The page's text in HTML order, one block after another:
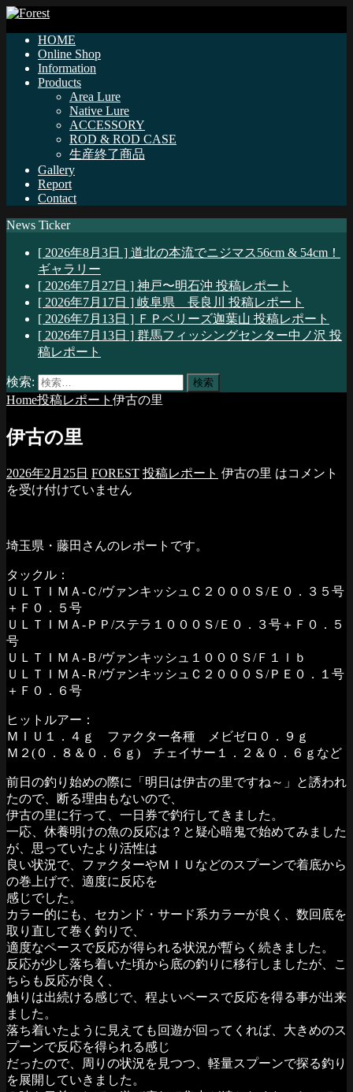
HOME
Online Shop
Information
Products
Area Lure
Native Lure
ACCESSORY
ROD & ROD CASE
生産終了商品
Gallery
Report
Contact
News Ticker
[ 2026年8月3日 ] 道北の本流でニジマス56cm & 54cm！
ギャラリー
[ 2026年7月27日 ] 神戸〜明石沖 投稿レポート
[ 2026年7月17日 ] 岐阜県 長良川 投稿レポート
[ 2026年7月13日 ] ＦＰベリーズ迦葉山 投稿レポート
[ 2026年7月13日 ] 群馬フィッシングセンター中ノ沢 投
稿レポート
検索:
Home投稿レポート 伊古の里
伊古の里
2026年2月25日 FOREST 投稿レポート 伊古の里 はコメント
を受け付けていません
埼玉県・藤田さんのレポートです。
タックル：
ＵＬＴＩＭＡ-Ｃ/ヴァンキッシュＣ２０００Ｓ/Ｅ０．３５号
＋Ｆ０．５号
ＵＬＴＩＭＡ-ＰＰ/ステラ１０００Ｓ/Ｅ０．３号＋Ｆ０．５
号
ＵＬＴＩＭＡ-Ｂ/ヴァンキッシュ１０００Ｓ/Ｆ１ｌｂ
ＵＬＴＩＭＡ-Ｒ/ヴァンキッシュＣ２０００Ｓ/ＰＥ０．１号
＋Ｆ０．６号
ヒットルアー：
ＭＩＵ１．４ｇ ファクター各種 メビゼロ０．９ｇ
Ｍ２(０．８＆０．６ｇ) チェイサー１．２＆０．６ｇなど
前日の釣り始めの際に「明日は伊古の里ですね～」と誘われ
たので、断る理由もないので、
伊古の里に行って、一日券で釣行してきました。
一応、休養明けの魚の反応は？と疑心暗鬼で始めてみました
が、思っていたより活性は
良い状況で、ファクターやＭＩＵなどのスプーンで着底から
の巻上げで、適度に反応を
感じでした。
カラー的にも、セカンド・サード系カラーが良く、数回底を
取り直して巻く釣りで、
適度なペースで反応が得られる状況が暫らく続きました。
反応が少し落ち着いた頃から底の釣りに移行しましたが、こ
ちらも反応が良く、
触りは出続ける感じで、程よいペースで反応を得る事が出来
ました。
落ち着いたように見えても回遊が回ってくれば、大きめのス
プーンで反応を得られる感じ
だったので、周りの状況を見つつ、軽量スプーンで探る釣り
を展開していきました。